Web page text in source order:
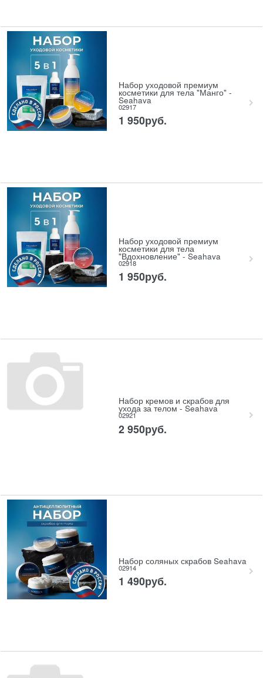
Набор уходовой премиум
косметики для тела "Манго" -
Seahava
02917
1 950руб.
Набор уходовой премиум
косметики для тела
"Вдохновление" - Seahava
02918
1 950руб.
Набор кремов и скрабов для
ухода за телом - Seahava
02921
2 950руб.
Набор соляных скрабов Seahava
02914
1 490руб.